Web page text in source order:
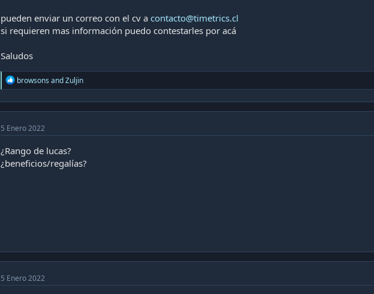
pueden enviar un correo con el cv a contacto@timetrics.cl
si requieren mas información puedo contestarles por acá
Saludos
R
e
i
o
s
:
browsons andZuljin
5 Enero 2022
¿Rango de lucas?
¿beneficios/regalías?
5 Enero 2022